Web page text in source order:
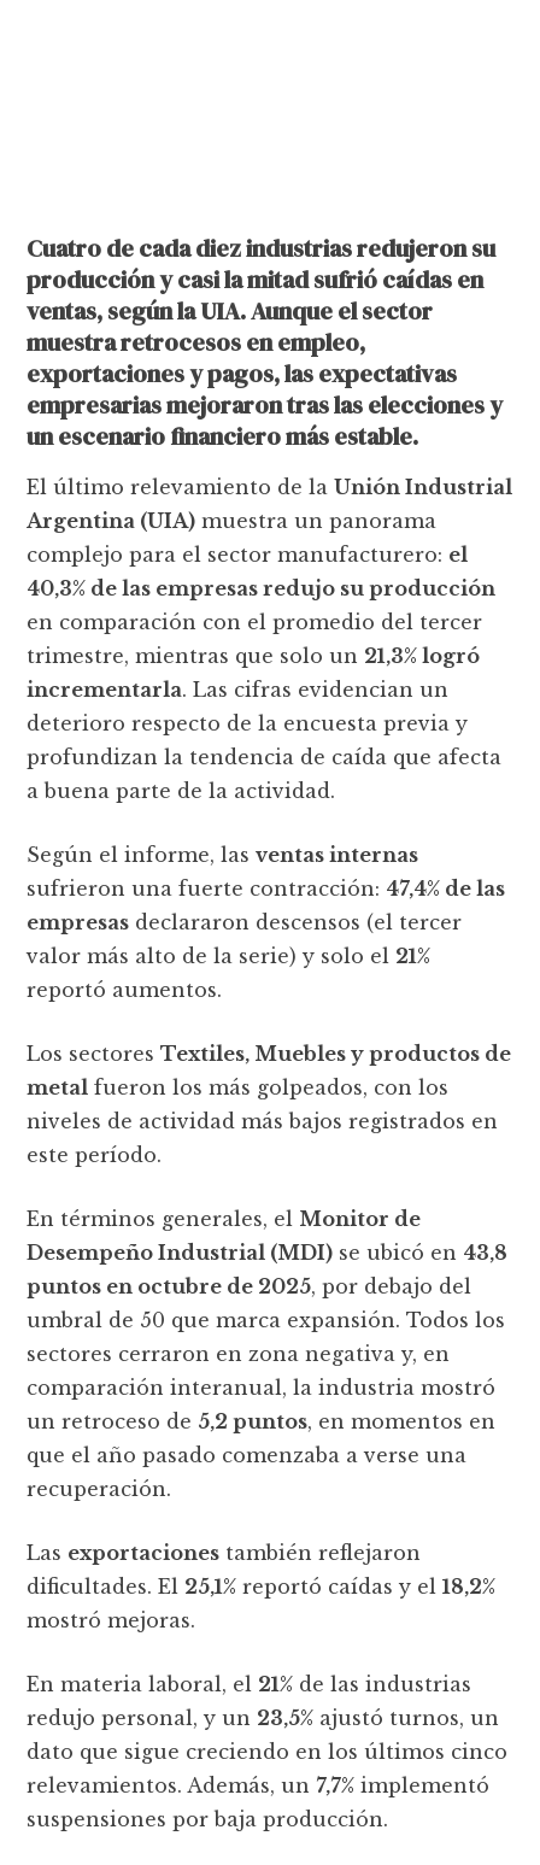
Cuatro de cada diez industrias redujeron su
producción y casi la mitad sufrió caídas en
ventas, según la UIA. Aunque el sector
muestra retrocesos en empleo,
exportaciones y pagos, las expectativas
empresarias mejoraron tras las elecciones y
un escenario financiero más estable.
El último relevamiento de laUnión Industrial
Argentina (UIA) muestra un panorama
complejo para el sector manufacturero: el
40,3% de las empresas redujo su producción
en comparación con el promedio del tercer
trimestre, mientras que solo un 21,3% logró
incrementarla. Las cifras evidencian un
deterioro respecto de la encuesta previa y
profundizan la tendencia de caída que afecta
a buena parte de la actividad.
Según el informe, lasventas internas
sufrieron una fuerte contracción: 47,4% de las
empresas declararon descensos (el tercer
valor más alto de la serie) y solo el 21%
reportó aumentos.
Los sectoresTextiles, Muebles y productos de
metal fueron los más golpeados, con los
niveles de actividad más bajos registrados en
este período.
En términos generales, el Monitor de
Desempeño Industrial (MDI) se ubicó en 43,8
puntos en octubre de 2025, por debajo del
umbral de 50 que marca expansión. Todos los
sectores cerraron en zona negativa y, en
comparación interanual, la industria mostró
un retroceso de 5,2 puntos, en momentos en
que el año pasado comenzaba a verse una
recuperación.
Las exportaciones también reflejaron
dificultades. El 25,1% reportó caídas y el18,2%
mostró mejoras.
En materia laboral, el 21% de las industrias
redujo personal, y un 23,5% ajustó turnos, un
dato que sigue creciendo en los últimos cinco
relevamientos. Además, un 7,7% implementó
suspensiones por baja producción.